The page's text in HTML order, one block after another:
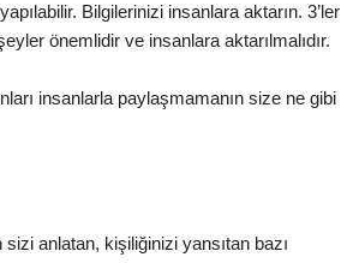
Bilgilerinizi insanlara aktarın. 3’ler
önemlidir ve insanlara aktarılmalıdır.
insanlarla paylaşmamanın size ne gibi
anlatan, kişiliğinizi yansıtan bazı